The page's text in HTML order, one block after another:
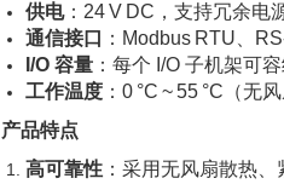
供电：24 V DC，支持冗余电
通信接口
：Modbus RTU、
I/O 容量 ：每个 I/O 子机架可
工作温度 ：0 °C ~ 55 °C（无
产品特点
高可靠性 ：采用无风扇散热